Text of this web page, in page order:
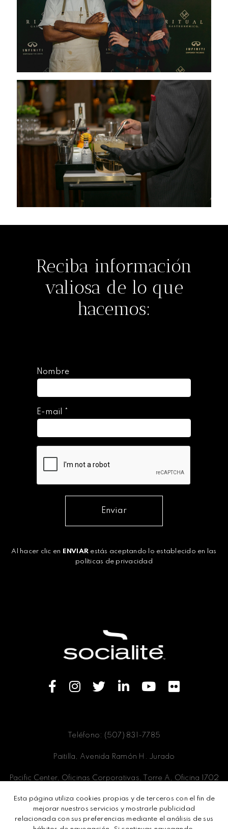
Reciba información
valiosa de lo que
hacemos:
Nombre
E-mail *
Enviar
Al hacer clic en ENVIAR estás aceptando lo establecido en las
políticas de privacidad
Teléfono: (507) 831-7785
Paitilla, Avenida Ramón H. Jurado
Pacific Center, Oficinas Corporativas, Torre A, Oficina 1702
Panamá, Ciudad de Panamá
Esta página utiliza cookies propias y de terceros con el fin de
mejorar nuestros servicios y mostrarle publicidad
relacionada con sus preferencias mediante el análisis de sus